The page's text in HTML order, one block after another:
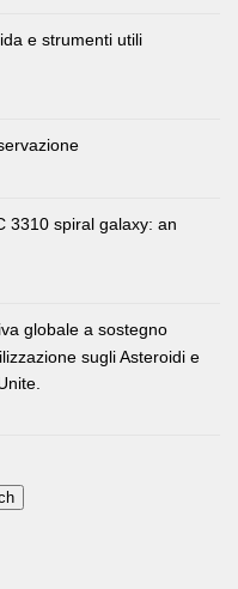
e strumenti utili
3310 spiral galaxy: an
globale a sostegno
sugli Asteroidi e